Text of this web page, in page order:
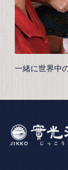
一緒に世界中